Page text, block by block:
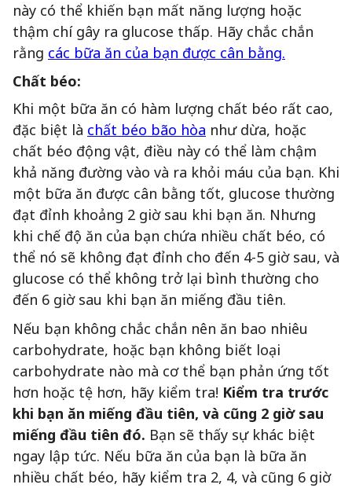
này có thể khiến bạn mất năng lượng hoặc
thậm chí gây ra glucose thấp. Hãy chắc chắn
rằng các bữa ăn của bạn được cân bằng.
Chất béo:
Khi một bữa ăn có hàm lượng chất béo rất cao,
đặc biệt là chất béo bão hòa như dừa, hoặc
chất béo động vật, điều này có thể làm chậm
khả năng đường vào và ra khỏi máu của bạn. Khi
một bữa ăn được cân bằng tốt, glucose thường
đạt đỉnh khoảng 2 giờ sau khi bạn ăn. Nhưng
khi chế độ ăn của bạn chứa nhiều chất béo, có
thể nó sẽ không đạt đỉnh cho đến 4-5 giờ sau, và
glucose có thể không trở lại bình thường cho
đến 6 giờ sau khi bạn ăn miếng đầu tiên.
Nếu bạn không chắc chắn nên ăn bao nhiêu
carbohydrate, hoặc bạn không biết loại
carbohydrate nào mà cơ thể bạn phản ứng tốt
hơn hoặc tệ hơn, hãy kiểm tra! Kiểm tra trước
khi bạn ăn miếng đầu tiên, và cũng 2 giờ sau
miếng đầu tiên đó. Bạn sẽ thấy sự khác biệt
ngay lập tức. Nếu bữa ăn của bạn là bữa ăn
nhiều chất béo, hãy kiểm tra 2, 4, và cũng 6 giờ